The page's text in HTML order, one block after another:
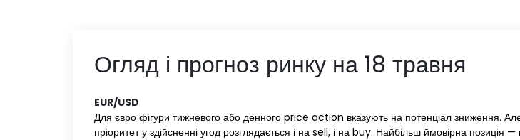
Огляд і прогноз ринку на 18 травня
EUR/USD‌ ‌
Для євро фігури тижневого або денного price action вказують на потенціал зниження.
пріоритет у здійсненні угод розглядається і на sell, і на buy. Найбільш ймовірна позиція